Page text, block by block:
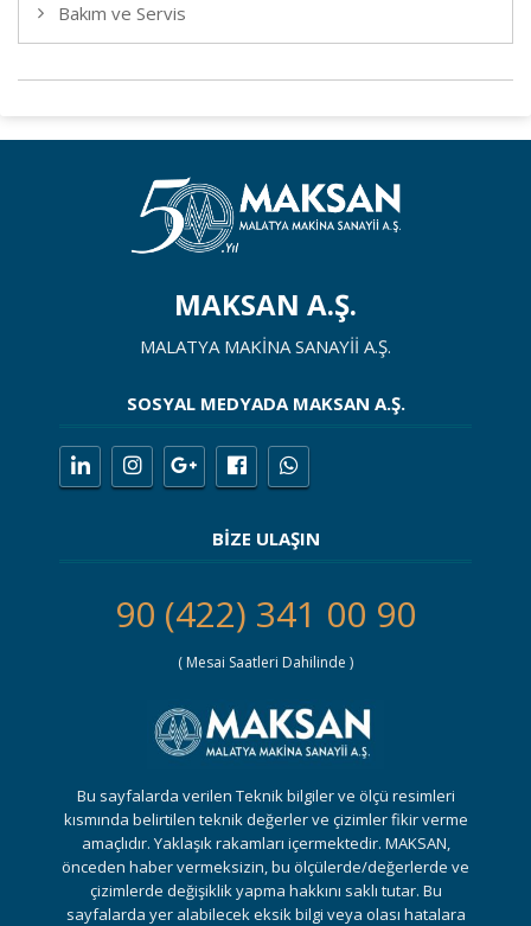
Bakım ve Servis
MAKSAN A.Ş.
MALATYA MAKİNA SANAYİİ A.Ş.
SOSYAL MEDYADA MAKSAN A.Ş.
BİZE ULAŞIN
90 (422) 341 00 90
( Mesai Saatleri Dahilinde )
Bu sayfalarda verilen Teknik bilgiler ve ölçü resimleri
kısmında belirtilen teknik değerler ve çizimler fikir verme
amaçlıdır. Yaklaşık rakamları içermektedir. MAKSAN,
önceden haber vermeksizin, bu ölçülerde/değerlerde ve
çizimlerde değişiklik yapma hakkını saklı tutar. Bu
sayfalarda yer alabilecek eksik bilgi veya olası hatalara